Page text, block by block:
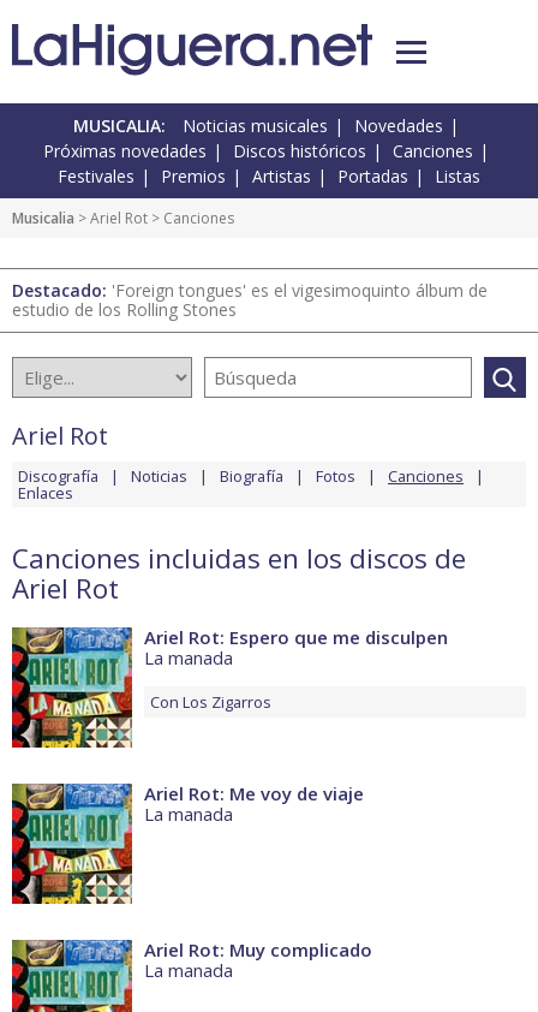
MUSICALIA: Noticias musicales
Novedades
Próximas novedades
Discos históricos
Canciones
Festivales
Premios Artistas Portadas Listas
Musicalia >Ariel Rot > Canciones
Destacado: 'Foreign tongues' es el vigesimoquinto álbum de
estudio de los Rolling Stones
Ariel Rot
Discografía Noticias Biografía Fotos Canciones
Enlaces
Canciones incluidas en los discos de
Ariel Rot
Ariel Rot: Espero que me disculpen
La manada
Con Los Zigarros
Ariel Rot: Me voy de viaje
La manada
Ariel Rot: Muy complicado
La manada